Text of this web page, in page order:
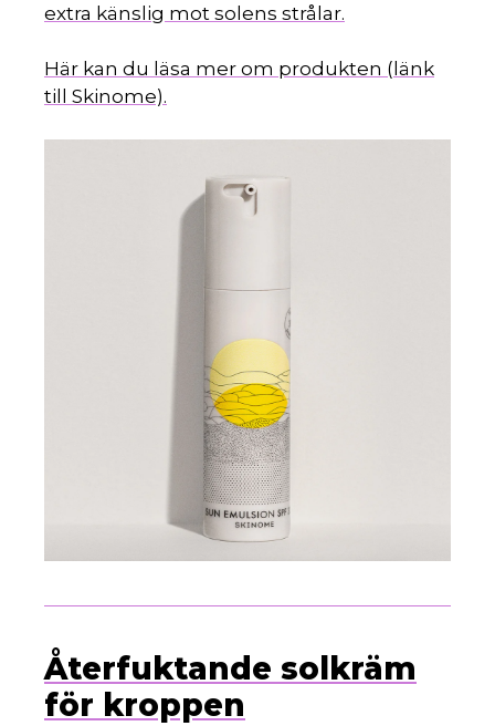
extra känslig mot solens strålar.
Här kan du läsa mer om produkten (länk
till Skinome).
Återfuktande solkräm
för kroppen